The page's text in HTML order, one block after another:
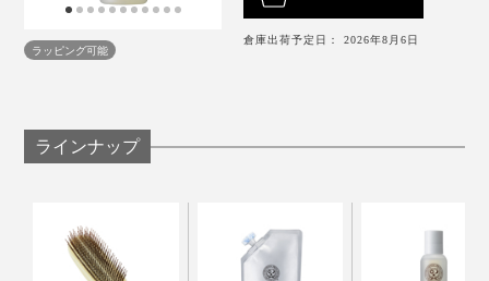
ラッピング可能
倉庫出荷予定日： 2026年8月6日
ラインナップ